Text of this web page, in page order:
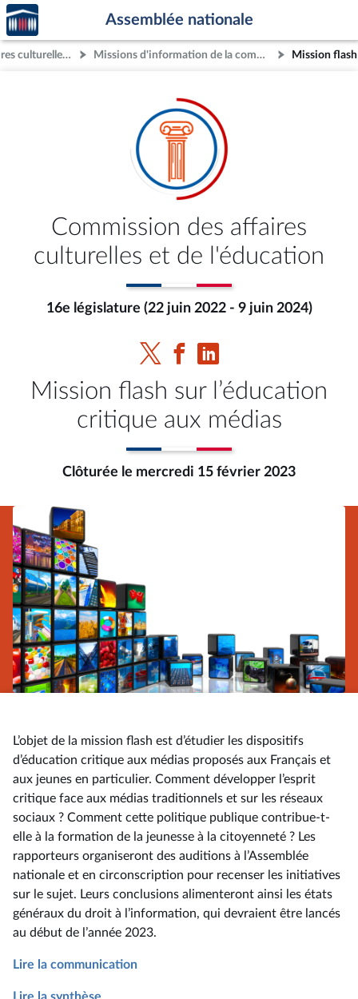
Aller au contenu
Aller en bas de la page
Accèder
à la
page
d'accueil
Assemblée nationale
Commission des affaires culturelles et de l'éducation Missions d'information de la commission
Commission des affaires
culturelles et de l'éducation
16e législature (22 juin 2022 - 9 juin 2024)
Mission flash sur l’éducation
critique aux médias
Clôturée le mercredi 15 février 2023
L’objet de la mission flash est d’étudier les dispositifs
d’éducation critique aux médias proposés aux Français et
aux jeunes en particulier. Comment développer l’esprit
critique face aux médias traditionnels et sur les réseaux
sociaux ? Comment cette politique publique contribue-t-
elle à la formation de la jeunesse à la citoyenneté ? Les
rapporteurs organiseront des auditions à l’Assemblée
nationale et en circonscription pour recenser les initiatives
sur le sujet. Leurs conclusions alimenteront ainsi les états
généraux du droit à l’information, qui devraient être lancés
au début de l’année 2023.
Lire la communication